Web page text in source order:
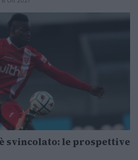
svincolato: le prospettive